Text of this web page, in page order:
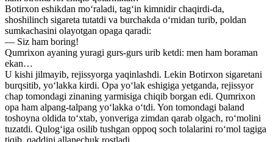
Botirxon eshikdan mo‘raladi, tag‘in kimnidir chaqirdi-da,
shoshilinch sigareta tutatdi va burchakda o‘rnidan turib, poldan
sumkachasini olayotgan opaga qaradi:
— Siz ham boring!
Qumrixon ayaning yuragi gurs-gurs urib ketdi: men ham boraman
ekan…
U kishi jilmayib, rejissyorga yaqinlashdi. Lekin Botirxon sigaretani
burqsitib, yo‘lakka kirdi. Opa yo‘lak eshigiga yetganda, rejissyor
chap tomondagi zinaning yarmisiga chiqib borgan edi. Qumrixon
opa ham alpang-talpang yo‘lakka o‘tdi. Yon tomondagi baland
toshoyna oldida to‘xtab, yonveriga zimdan qarab olgach, ro‘molini
tuzatdi. Qulog‘iga osilib tushgan oppoq soch tolalarini ro‘mol tagiga